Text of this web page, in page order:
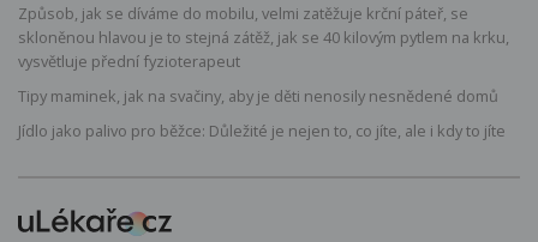
Způsob, jak se díváme do mobilu, velmi zatěžuje krční páteř, se
skloněnou hlavou je to stejná zátěž, jak se 40 kilovým pytlem na krku,
vysvětluje přední fyzioterapeut
Tipy maminek, jak na svačiny, aby je děti nenosily nesnědené domů
Jídlo jako palivo pro běžce: Důležité je nejen to, co jíte, ale i kdy to jíte